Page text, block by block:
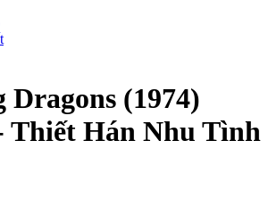
Dragons (1974)
Thiết Hán Nhu Tình